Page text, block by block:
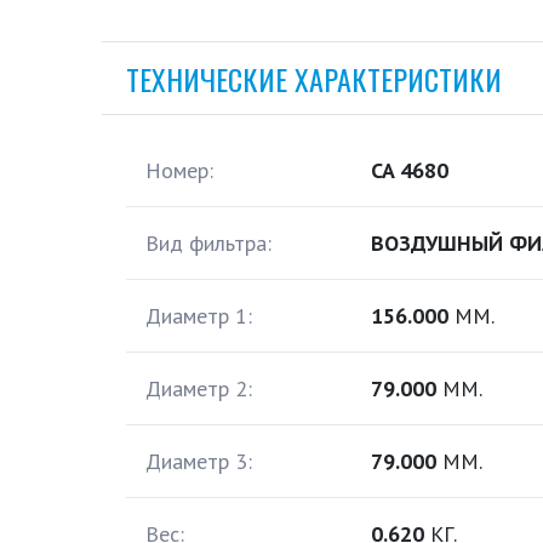
ТЕХНИЧЕСКИЕ ХАРАКТЕРИСТИКИ
Номер: CA 4680
Вид фильтра: ВОЗДУШНЫЙ
Диаметр 1: 156.000 ММ.
Диаметр 2: 79.000 ММ.
Диаметр 3: 79.000 ММ.
Вес: 0.620 КГ.